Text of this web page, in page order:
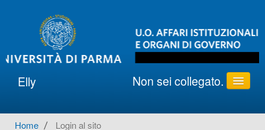
Elly
Non sei collegato.
ATENEO e ORGANI
Home → Login al sito